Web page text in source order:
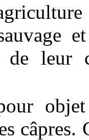
de leur